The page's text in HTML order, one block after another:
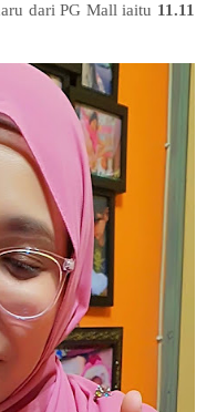
dari PG Mall iaitu 11.11